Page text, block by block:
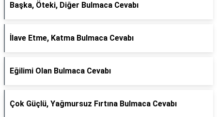
Başka, Öteki, Diğer Bulmaca Cevabı
İlave Etme, Katma Bulmaca Cevabı
Eğilimi Olan Bulmaca Cevabı
Çok Güçlü, Yağmursuz Fırtına Bulmaca Cevabı